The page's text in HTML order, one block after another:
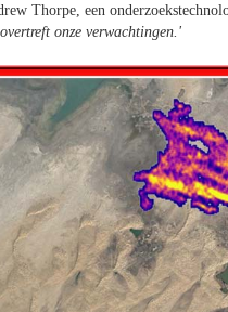
Thorpe, een
onze verwachtingen. '